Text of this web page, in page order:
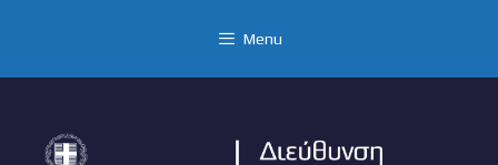
Menu